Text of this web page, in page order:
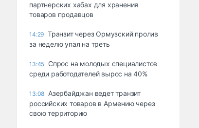
партнерских хабах для хранения
товаров продавцов
14:29 Транзит через Ормузский пролив
за неделю упал на треть
13:45 Спрос на молодых специалистов
среди работодателей вырос на 40%
13:08 Азербайджан ведет транзит
российских товаров в Армению через
свою территорию